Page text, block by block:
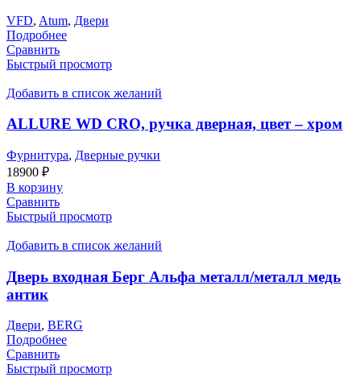
VFD, Atum, Двери
Подробнее
Сравнить
Быстрый просмотр
Добавить в список желаний
ALLURE WD CRO, ручка дверная, цвет – хром
Фурнитура, Дверные ручки
18900 ₽
В корзину
Сравнить
Быстрый просмотр
Добавить в список желаний
Дверь входная Берг Альфа металл/металл медь
антик
Двери, BERG
Подробнее
Сравнить
Быстрый просмотр